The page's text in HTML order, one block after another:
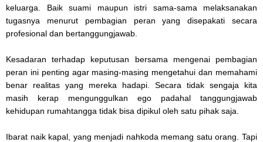
keluarga. Baik suami maupun istri sama-sama melaksanakan
tugasnya menurut pembagian peran yang disepakati secara
profesional dan bertanggungjawab.
Kesadaran terhadap keputusan bersama mengenai pembagian
peran ini penting agar masing-masing mengetahui dan memahami
benar realitas yang mereka hadapi. Secara tidak sengaja kita
masih kerap mengunggulkan ego padahal tanggungjawab
kehidupan rumahtangga tidak bisa dipikul oleh satu pihak saja.
Ibarat naik kapal, yang menjadi nahkoda memang satu orang. Tapi